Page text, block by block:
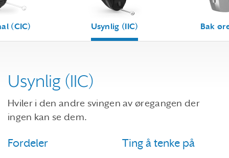
(CIC) Usynlig (IIC) Bak
Usynlig (IIC)
Hviler i den andre svingen av øregangen der
ingen kan se dem.
Fordeler Ting å tenke på